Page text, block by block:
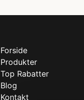
Forside
Produkter
Top Rabatter
Blog
Kontakt